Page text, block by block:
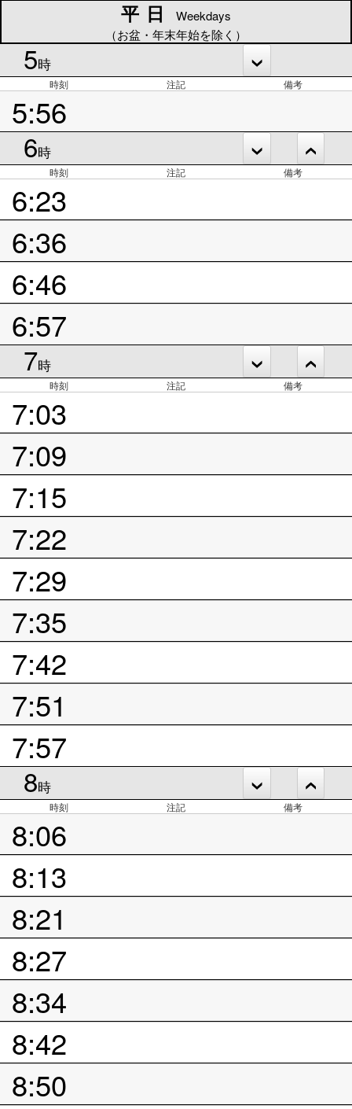
平日
Weekdays
（お盆・年末年始を除く）
5時
時刻 注記 備考
5:56
6時
時刻 注記 備考
6:23
6:36
6:46
6:57
7時
時刻 注記 備考
7:03
7:09
7:15
7:22
7:29
7:35
7:42
7:51
7:57
8時
時刻 注記 備考
8:06
8:13
8:21
8:27
8:34
8:42
8:50